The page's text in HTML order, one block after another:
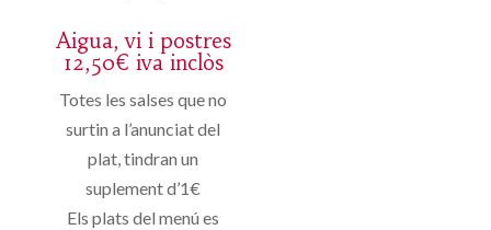
Aigua, vi i postres
12,50€ iva inclòs
Totes les salses que no
surtin a l’anunciat del
plat, tindran un
suplement d’1€
Els plats del menú es